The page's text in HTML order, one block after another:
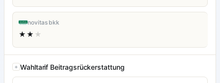
novitas bkk
★★ ★
Wahltarif Beitragsrückerstattung